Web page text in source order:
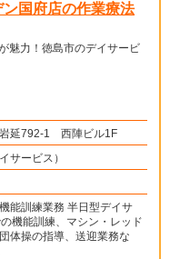
国府店の作業療法
延792-1 西陣ビル1F
サービス）
能訓練業務 半日型デイサ
機能訓練、マシン・レッド
体操の指導、送迎業務な